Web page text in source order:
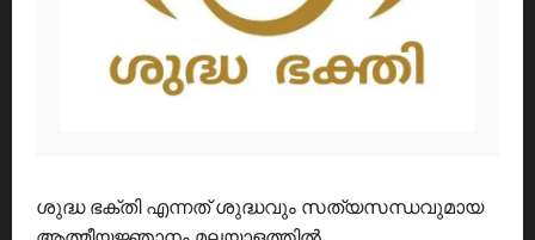
ശുദ്ധ ഭക്തി എന്നത് ശുദ്ധവും സത്യസന്ധവുമായ